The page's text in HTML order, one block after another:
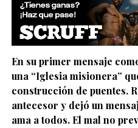
En su primer mensaje
una “Iglesia misionera”
construcción de puentes.
antecesor y dejó un
ama a todos. El mal no